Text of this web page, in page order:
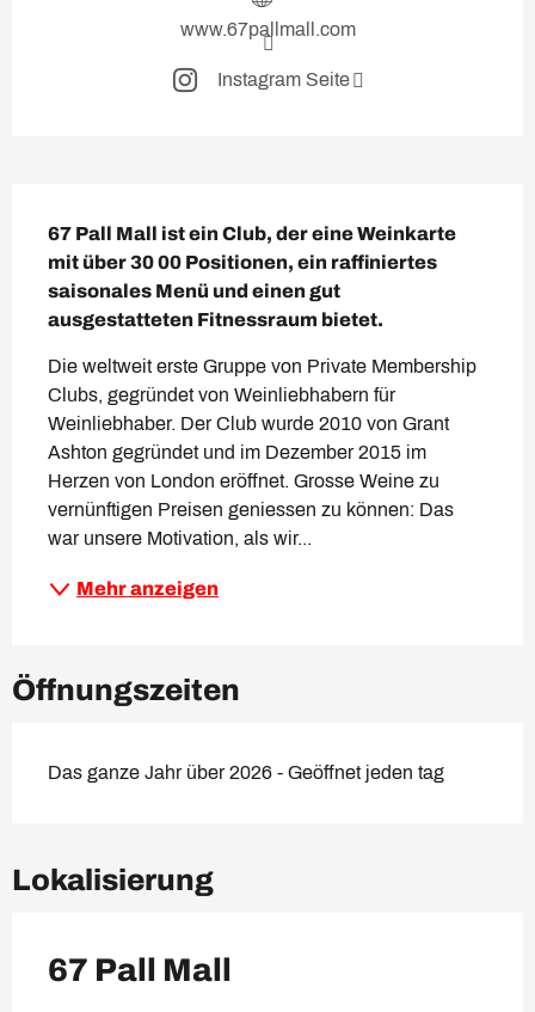
www.67pallmall.com
Instagram Seite
67 Pall Mall ist ein Club, der eine Weinkarte
mit über 30 00 Positionen, ein raffiniertes
saisonales Menü und einen gut
ausgestatteten Fitnessraum bietet.
Die weltweit erste Gruppe von Private Membership
Clubs, gegründet von Weinliebhabern für
Weinliebhaber. Der Club wurde 2010 von Grant
Ashton gegründet und im Dezember 2015 im
Herzen von London eröffnet. Grosse Weine zu
vernünftigen Preisen geniessen zu können: Das
war unsere Motivation, als wir...
Mehr anzeigen
Öffnungszeiten
Das ganze Jahr über 2026 - Geöffnet jeden tag
Lokalisierung
67 Pall Mall